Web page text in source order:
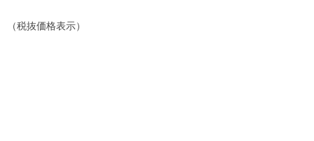
（税抜価格表示）